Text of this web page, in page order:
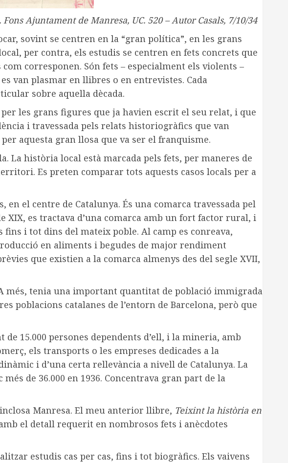
Ajuntament de Manresa, UC. 520 – Autor Casals, 7/10/34
sovint se centren en la “gran política”, en les grans
per contra, els estudis se centren en fets concrets que
corresponen. Són fets – especialment els violents –
van plasmar en llibres o en entrevistes. Cada
sobre aquella dècada.
les grans figures que ja havien escrit el seu relat, i que
i travessada pels relats historiogràfics que van
aquesta gran llosa que va ser el franquisme.
La història local està marcada pels fets, per maneres de
Es preten comparar tots aquests casos locals per a
el centre de Catalunya. És una comarca travessada pel
XIX, es tractava d’una comarca amb un fort factor rural, i
i tot dins del mateix poble. Al camp es conreava,
en aliments i begudes de major rendiment
que existien a la comarca almenys des del segle XVII,
més, tenia una important quantitat de població immigrada
poblacions catalanes de l’entorn de Barcelona, però que
de 15.000 persones dependents d’ell, i la mineria, amb
els transports o les empreses dedicades a la
i d’una certa rellevància a nivell de Catalunya. La
de 36.000 en 1936. Concentrava gran part de la
Manresa. El meu anterior llibre, Teixint la història en
el detall requerit en nombrosos fets i anècdotes
estudis cas per cas, fins i tot biogràfics. Els vaivens